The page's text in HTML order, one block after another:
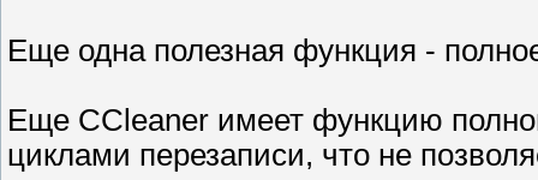
Еще одна полезная функция -
Еще CCleaner имеет функцию
циклами перезаписи, что не